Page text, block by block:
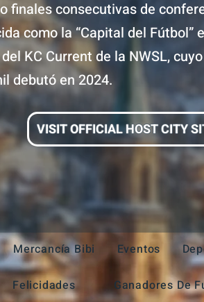
finales consecutivas de
como la “Capital del Fútbol”
KC Current de la NWSL,
debutó en 2024.
VISIT OFFICIAL HOST CITY
Mercancía Bibi Eventos
Felicidades Ganadores De